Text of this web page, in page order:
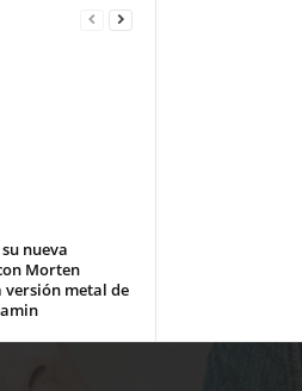
nueva
Morten
versión metal de